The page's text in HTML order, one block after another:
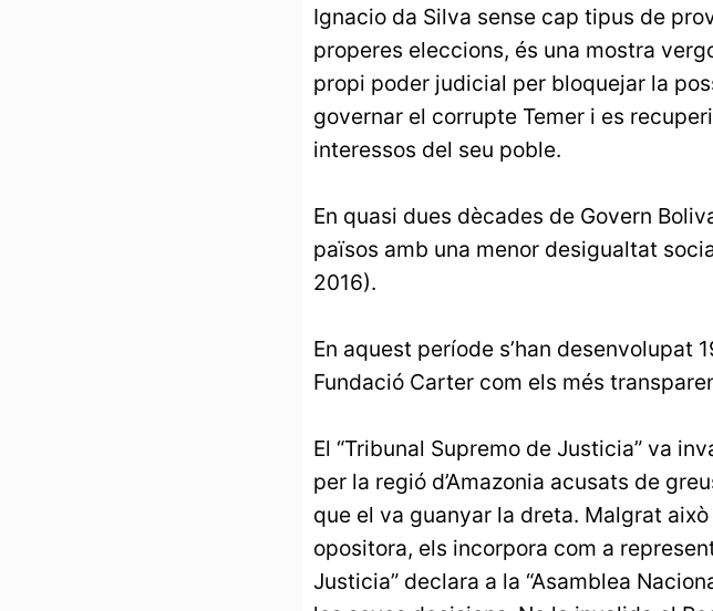
Ignacio da Silva sense cap tipus de
properes eleccions, és una mostra
propi poder judicial per bloquejar la
governar el corrupte Temer i es
interessos del seu poble.
En quasi dues dècades de Govern
països amb una menor desigualtat
2016).
En aquest període s’han desenvolupat
Fundació Carter com els més
El “Tribunal Supremo de Justicia” va
per la regió d’Amazonia acusats de
que el va guanyar la dreta. Malgrat
opositora, els incorpora com a
Justicia” declara a la “Asamblea